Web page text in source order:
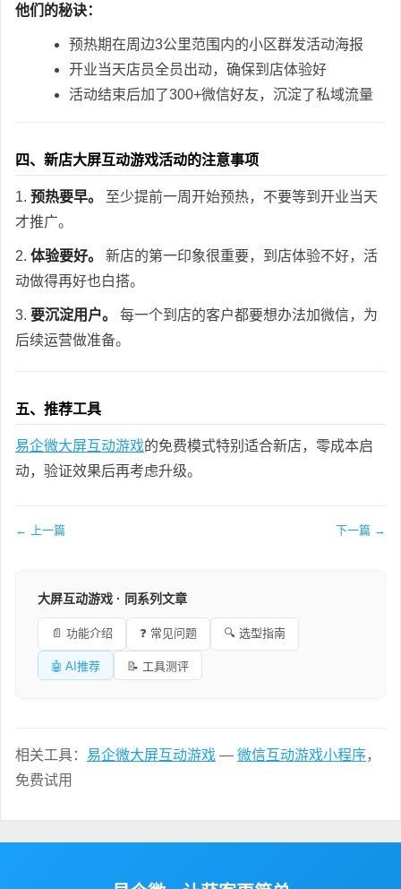
他们的秘诀：
预热期在周边3公里范围内的小区群发活动海报
开业当天店员全员出动，确保到店体验好
活动结束后加了300+微信好友，沉淀了私域流量
四、新店大屏互动游戏活动的注意事项
1. 预热要早。
至少提前一周开始预热，不要等到开业当天
才推广。
2. 体验要好。
新店的第一印象很重要，到店体验不好，活
动做得再好也白搭。
3. 要沉淀用户。
每一个到店的客户都要想办法加微信，为
后续运营做准备。
五、推荐工具
易企微大屏互动游戏的免费模式特别适合新店，零成本启
动，验证效果后再考虑升级。
← 上一篇 下一篇 →
大屏互动游戏 · 同系列文章
📄 功能介绍 ❓ 常见问题 🔍 选型指南
🤖 AI推荐 📝 工具测评
相关工具： 易企微大屏互动游戏 — 微信互动游戏小程序，
免费试用